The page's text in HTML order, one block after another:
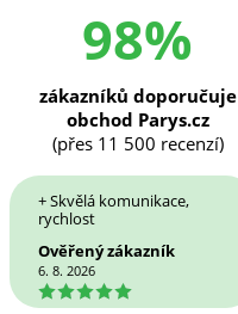
98%
zákazníků doporučuje
obchod Parys.cz
(přes 11 500 recenzí)
+ Skvělá komunikace,
rychlost
Ověřený zákazník
6. 8. 2026
5